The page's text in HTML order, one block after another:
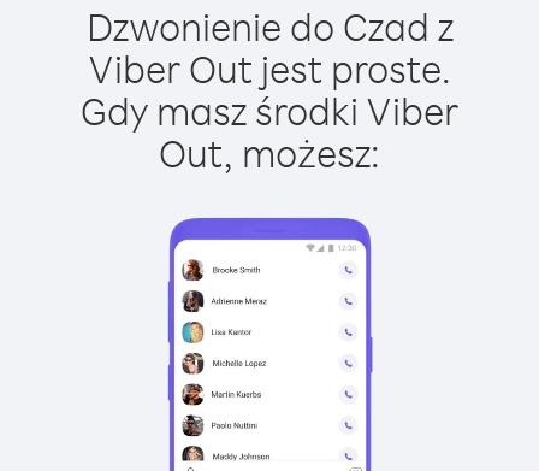
Dzwonienie do Czad z
Viber Out jest proste.
Gdy masz środki Viber
Out, możesz: